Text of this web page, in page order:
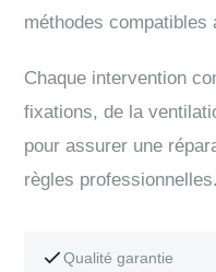
méthodes compatibles
Chaque intervention
fixations, de la
pour assurer une
règles professionnelles.
Qualité garantie